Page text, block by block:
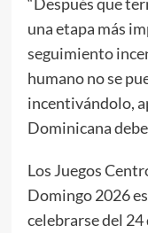
una etapa más
seguimiento
humano no se
incentivándolo,
Dominicana
Los Juegos
Domingo 2026
celebrarse del 24